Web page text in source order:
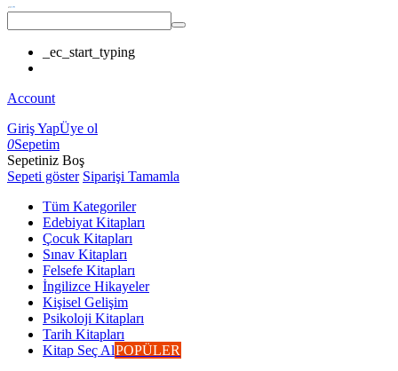
_ec_start_typing
Account
Giriş YapÜye ol
0Sepetim
Sepetiniz Boş
Sepeti göster Siparişi Tamamla
Tüm Kategoriler
Edebiyat Kitapları
Çocuk Kitapları
Sınav Kitapları
Felsefe Kitapları
İngilizce Hikayeler
Kişisel Gelişim
Psikoloji Kitapları
Tarih Kitapları
Kitap Seç AlPOPÜLER